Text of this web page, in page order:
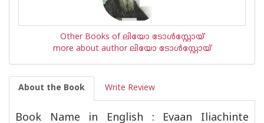
Other Books of ലിയോ ടോള്‍സ്റ്റോയ്
more about author ലിയോ ടോള്‍സ്റ്റോയ്
About the Book Write Review
Book Name in English : Evaan Iliachinte